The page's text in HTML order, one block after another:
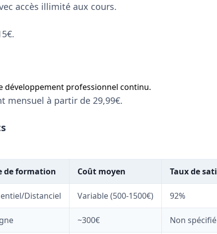
accès illimité aux cours.
développement professionnel continu.
mensuel à partir de 29,99€.
de formation Coût moyen Taux de
Distanciel Variable (500-1500€) 92%
~300€ Non spécifié